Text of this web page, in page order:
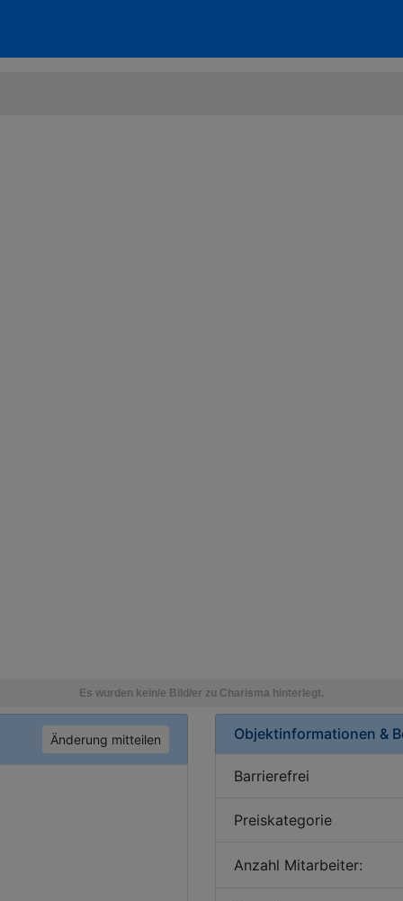
Änderung mitteilen Objektinformationen &
Barrierefrei
Preiskategorie
Anzahl Mitarbeiter: